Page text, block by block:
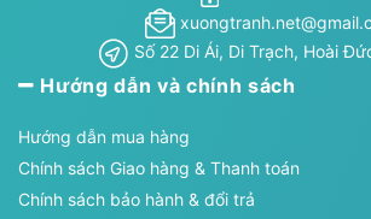
Số 22 Di Ái, Di Trạch, Hoài
Hướng dẫn và chính sách
Hướng dẫn mua hàng
Chính sách Giao hàng & Thanh toán
Chính sách bảo hành & đổi trả